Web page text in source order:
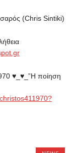
(Chris Sintiki)
♥_♥_”Η ποίηση